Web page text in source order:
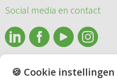
Nieuwbouw
Huren
Bedrijfsmakelaardij
Social media en contact
info@makelaardijhoekstra.nl
🍪 Cookie instellingen